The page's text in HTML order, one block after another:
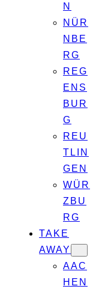
N
NÜR
NBE
RG
REG
ENS
BUR
G
REU
TLIN
GEN
WÜR
ZBU
RG
TAKE
AWAY
AAC
HEN